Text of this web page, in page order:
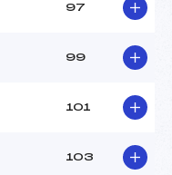
97
99
101
103